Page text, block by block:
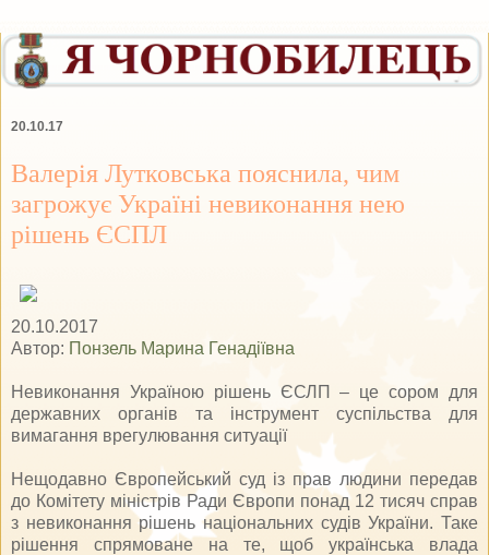
20.10.17
Валерія Лутковська пояснила, чим
загрожує Україні невиконання нею
рішень ЄСПЛ
20.10.2017
Автор: Понзель Марина Генадіївна
Невиконання Україною рішень ЄСЛП – це сором для
державних органів та інструмент суспільства для
вимагання врегулювання ситуації
Нещодавно Європейський суд із прав людини передав
до Комітету міністрів Ради Європи понад 12 тисяч справ
з невиконання рішень національних судів України. Таке
рішення спрямоване на те, щоб українська влада